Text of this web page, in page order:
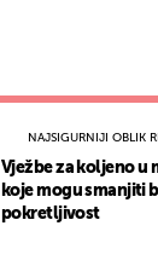
NAJSIGURNIJI OBLIK
Vježbe za koljeno u
koje mogu smanjiti
pokretljivost